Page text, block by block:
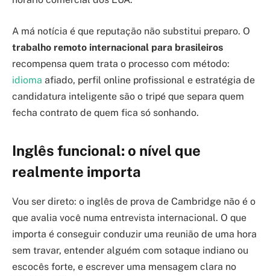
A má notícia é que reputação não substitui preparo. O
trabalho remoto internacional para brasileiros
recompensa quem trata o processo com método:
idioma afiado, perfil online profissional e estratégia de
candidatura inteligente são o tripé que separa quem
fecha contrato de quem fica só sonhando.
Inglês funcional: o nível que
realmente importa
Vou ser direto: o inglês de prova de Cambridge não é o
que avalia você numa entrevista internacional. O que
importa é conseguir conduzir uma reunião de uma hora
sem travar, entender alguém com sotaque indiano ou
escocês forte, e escrever uma mensagem clara no